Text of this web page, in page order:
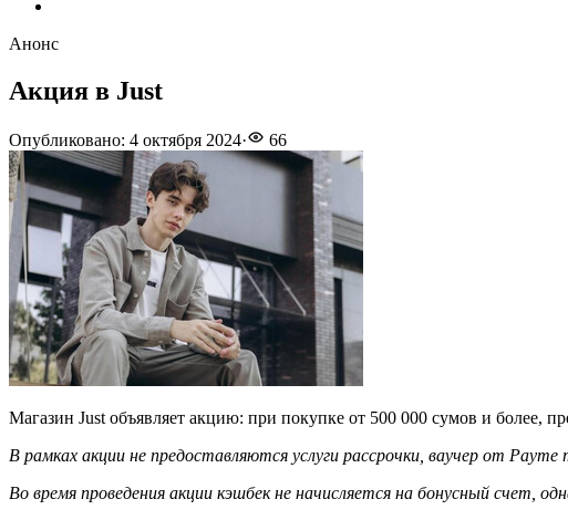
Анонс
Акция в Just
Опубликовано: 4 октября 2024· 66
Магазин Just объявляет акцию: при покупке от 500 000 сумов и более,
В рамках акции не предоставляются услуги рассрочки, ваучер от
Во время проведения акции кэшбек не начисляется на бонусный счет,